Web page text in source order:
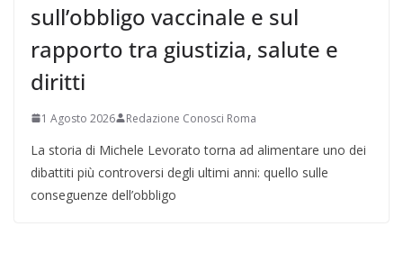
sull’obbligo vaccinale e sul
rapporto tra giustizia, salute e
diritti
1 Agosto 2026 Redazione Conosci Roma
La storia di Michele Levorato torna ad alimentare uno dei
dibattiti più controversi degli ultimi anni: quello sulle
conseguenze dell’obbligo